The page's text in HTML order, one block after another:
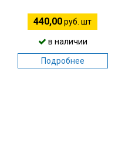
440,00руб. шт
в наличии
Подробнее